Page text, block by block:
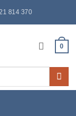
814 370
0